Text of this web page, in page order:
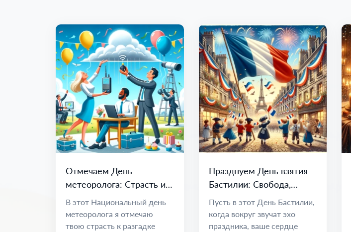
Отмечаем День
метеоролога: Страсть и
наука о климате
В этот Национальный день
метеоролога я отмечаю
твою страсть к разгадке
Празднуем День взятия
Бастилии: Свобода,
Единство и Надежда
Пусть в этот День Бастилии,
когда вокруг звучат эхо
праздника, ваше сердце